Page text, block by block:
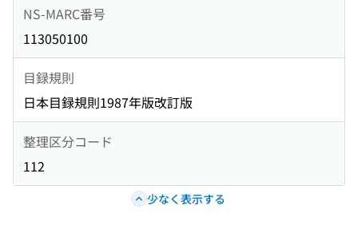
NS-MARC番号
113050100
目録規則
日本目録規則1987年版改訂版
整理区分コード
112
少なく表示する